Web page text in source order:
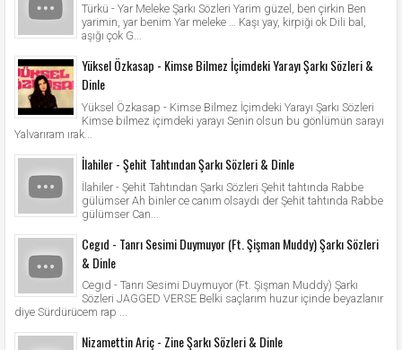
Türkü - Yar Meleke Şarkı Sözleri Yarim güzel, ben çirkin Ben
yarimin, yar benim Yar meleke … Kaşı yay, kirpiği ok Dili bal,
aşığı çok G...
Yüksel Özkasap - Kimse Bilmez İçimdeki Yarayı Şarkı Sözleri &
Dinle
Yüksel Özkasap - Kimse Bilmez İçimdeki Yarayı Şarkı Sözleri
Kimse bilmez içimdeki yarayı Senin olsun bu gönlümün sarayı
Yalvarıram ırak...
İlahiler - Şehit Tahtından Şarkı Sözleri & Dinle
İlahiler - Şehit Tahtından Şarkı Sözleri Şehit tahtında Rabbe
gülümser Ah binler ce canım olsaydı der Şehit tahtında Rabbe
gülümser Can...
Cegıd - Tanrı Sesimi Duymuyor (Ft. Şişman Muddy) Şarkı Sözleri
& Dinle
Cegıd - Tanrı Sesimi Duymuyor (Ft. Şişman Muddy) Şarkı
Sözleri JAGGED VERSE Belki saçlarım huzur içinde beyazlanır
diye Sürdürücem rap ...
Nizamettin Ariç - Zine Şarkı Sözleri & Dinle